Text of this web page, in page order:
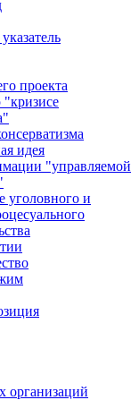
проекта
"кризисе
идея
"управляемой
уголовного и
организаций